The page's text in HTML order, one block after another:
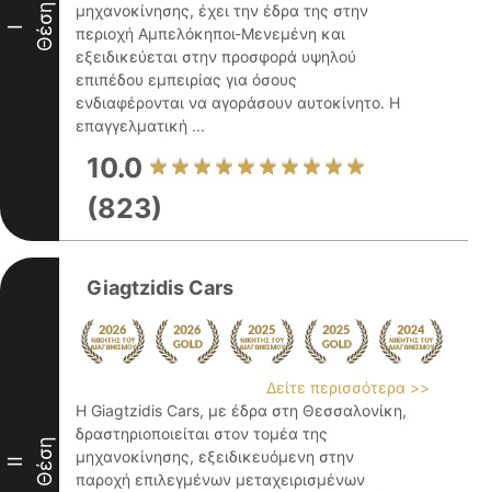
I Θέση
μηχανοκίνησης, έχει την έδρα της στην
περιοχή Αμπελόκηποι-Μενεμένη και
εξειδικεύεται στην προσφορά υψηλού
επιπέδου εμπειρίας για όσους
ενδιαφέρονται να αγοράσουν αυτοκίνητο. Η
επαγγελματική ...
10.0
(823)
II Θέση
Giagtzidis Cars
Δείτε περισσότερα >>
Η Giagtzidis Cars, με έδρα στη Θεσσαλονίκη,
δραστηριοποιείται στον τομέα της
μηχανοκίνησης, εξειδικευόμενη στην
παροχή επιλεγμένων μεταχειρισμένων